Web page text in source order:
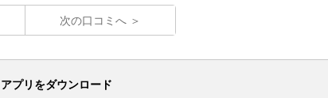
次の口コミへ
アプリをダウンロード